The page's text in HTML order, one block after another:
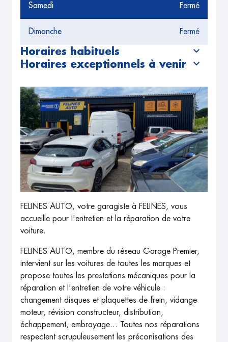
Samedi Fermé
Dimanche Fermé
Horaires habituels
Horaires exceptionnels à venir
FELINES AUTO, votre garagiste à FELINES, vous
accueille pour l'entretien et la réparation de votre
voiture.
FELINES AUTO, membre du réseau Garage Premier,
intervient sur les voitures de toutes les marques et
propose toutes les prestations mécaniques pour la
réparation et l'entretien de votre véhicule :
changement disques et plaquettes de frein, vidange
moteur, révision constructeur, distribution,
échappement, embrayage... Toutes nos réparations
respectent scrupuleusement les préconisations des